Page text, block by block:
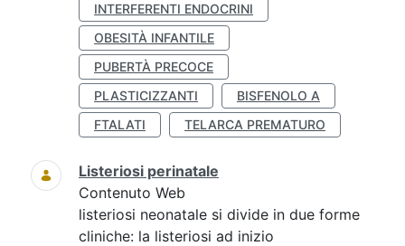
INTERFERENTI ENDOCRINI
OBESITÀ INFANTILE
PUBERTÀ PRECOCE
PLASTICIZZANTI
BISFENOLO A
FTALATI
TELARCA PREMATURO
Listeriosi perinatale
Contenuto Web
listeriosi neonatale si divide in due forme
cliniche: la listeriosi ad inizio